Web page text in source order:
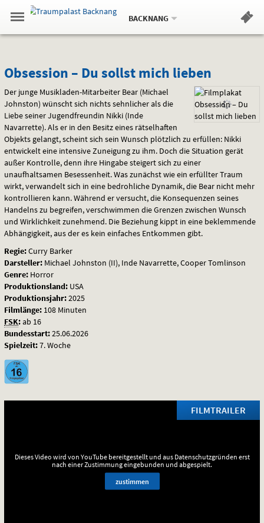
Springe
zum
,zum
.
Navigation
Gehe
zur
Standortauswahl
Standort:
BACKNANG.
Hinweis
Obsession
–
Du
sollst
mich
lieben
Obsession – Du sollst mich lieben
Der junge Musikladen-Mitarbeiter Bear (Michael
Johnston) wünscht sich nichts sehnlicher als die
Liebe seiner Jugendfreundin Nikki (Inde
Navarrette). Als er in den Besitz eines rätselhaften
Objekts gelangt, scheint sich sein Wunsch plötzlich zu erfüllen: Nikki
entwickelt eine intensive Zuneigung zu ihm. Doch die Situation gerät
außer Kontrolle, denn ihre Hingabe steigert sich zu einer
unaufhaltsamen Besessenheit. Was zunächst wie ein erfüllter Traum
wirkt, verwandelt sich in eine bedrohliche Dynamik, die Bear nicht mehr
kontrollieren kann. Während er versucht, die Konsequenzen seines
Handelns zu begreifen, verschwimmen die Grenzen zwischen Wunsch
und Wirklichkeit zunehmend. Die Beziehung kippt in eine beklemmende
Abhängigkeit, aus der es kein einfaches Entkommen gibt.
Regie:Curry Barker
Darsteller: Michael Johnston (II), Inde Navarrette, Cooper Tomlinson
Genre: Horror
Produktionsland: USA
Produktionsjahr:2025
Filmlänge: 108 Minuten
FSK:ab 16
Bundesstart:25.06.2026
Spielzeit:7. Woche
FILMTRAILER
Dieses Video wird von YouTube bereitgestellt und aus Datenschutzgründen erst
nach einer Zustimmung eingebunden und abgespielt.
zustimmen